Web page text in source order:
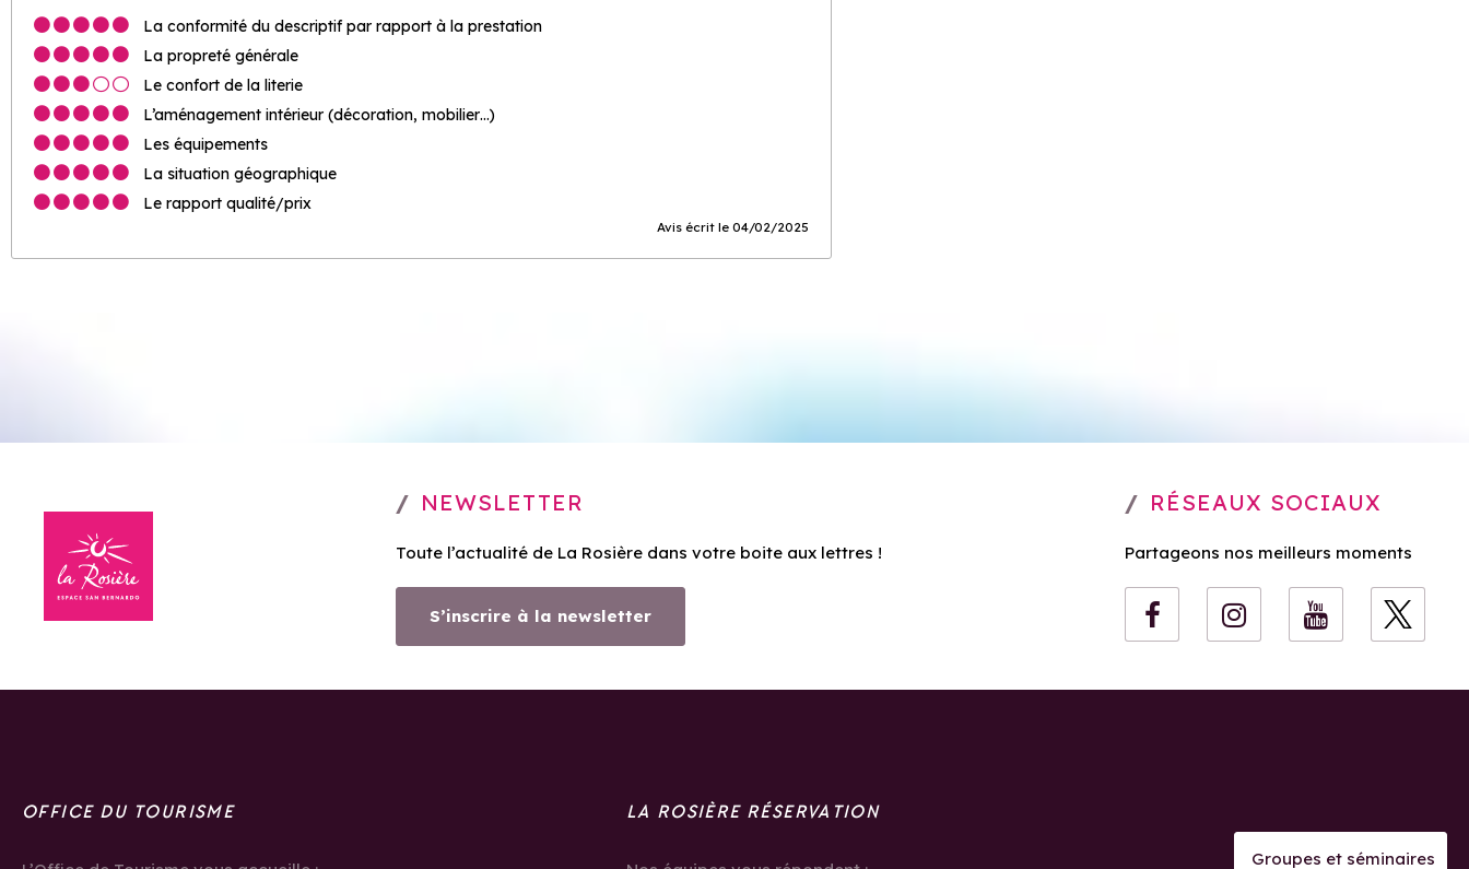
La conformité du descriptif par rapport à la prestation
La propreté générale
Le confort de la literie
L’aménagement intérieur (décoration, mobilier…)
Les équipements
La situation géographique
Le rapport qualité/prix
Avis écrit le 04/02/2025
NEWSLETTER
Toute l’actualité de La Rosière dans votre boite aux lettres !
S’inscrire à la newsletter
RÉSEAUX SOCIAUX
Partageons nos meilleurs moments
OFFICE DU TOURISME LA ROSIÈRE RÉSERVATION
Groupes et séminaires